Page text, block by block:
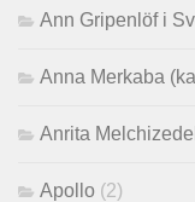
Ann Gripenlöf i
Anna Merkaba
Anrita
Apollo (2)